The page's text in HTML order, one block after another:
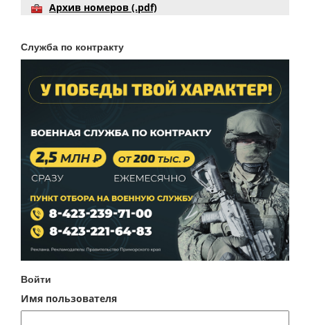
Архив номеров (.pdf)
Служба по контракту
Войти
Имя пользователя